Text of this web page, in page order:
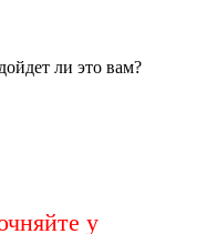
ли это вам?
у